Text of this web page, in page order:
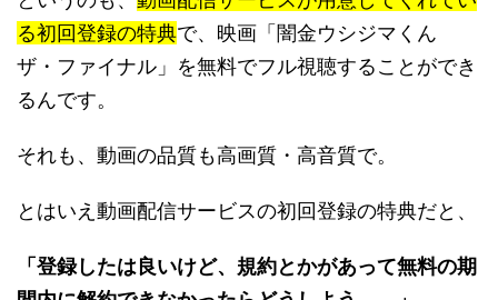
る初回登録の特典で、映画「闇金ウシジマくん
ザ・ファイナル」を無料でフル視聴することができ
るんです。
それも、動画の品質も高画質・高音質で。
とはいえ動画配信サービスの初回登録の特典だと、
「登録したは良いけど、規約とかがあって無料の期